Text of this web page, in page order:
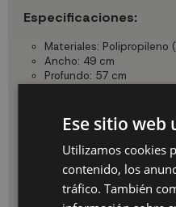
Especificaciones:
Materiales:
Ancho: 49 cm
Profundo: 57 cm
Anchura asiento: 44.5 cm
Color: Negro
Peso Neto (N.W.): 5.2 kg
Estilo: Adaptable a
Ventajas:
Ese sitio web
Utilizamos cookies
contenido, los
tráfico. También